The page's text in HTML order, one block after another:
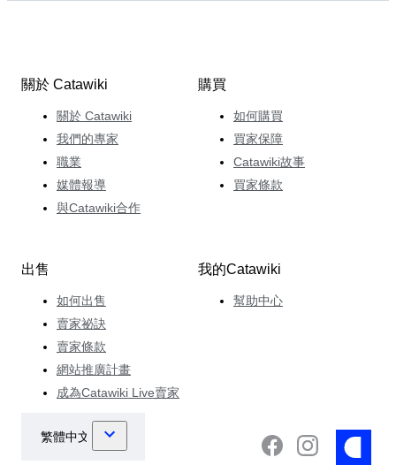
關於 Catawiki
關於 Catawiki
我們的專家
職業
媒體報導
與Catawiki合作
購買
如何購買
買家保障
Catawiki故事
買家條款
出售
如何出售
賣家祕訣
賣家條款
網站推廣計畫
成為Catawiki Live賣家
我的Catawiki
幫助中心